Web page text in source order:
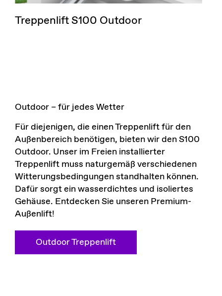
Treppenlift S100 Outdoor
Outdoor – für jedes Wetter
Für diejenigen, die einen Treppenlift für den
Außenbereich benötigen, bieten wir den S100
Outdoor. Unser im Freien installierter
Treppenlift muss naturgemäß verschiedenen
Witterungsbedingungen standhalten können.
Dafür sorgt ein wasserdichtes und isoliertes
Gehäuse. Entdecken Sie unseren Premium-
Außenlift!
Outdoor Treppenlift